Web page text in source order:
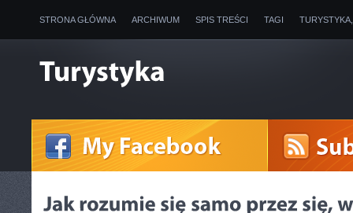
STRONA GŁÓWNA ARCHIWUM SPIS TREŚCI TAGI